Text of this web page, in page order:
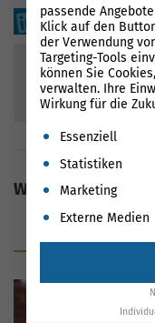
sharen
Weitere Inhalte
passende
Klick auf den
der Verwendung
Targeting-Tools
können Sie
verwalten. Ihre
Wirkung für die
Es folgt eine
Essenziell
Statistiken
Marketing
Externe Medien